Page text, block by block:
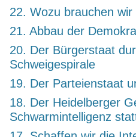
22. Wozu brauchen wir
21. Abbau der
20. Der Bürgerstaat
Schweigespirale
19. Der Parteienstaat
18. Der Heidelberger
Schwarmintelligenz